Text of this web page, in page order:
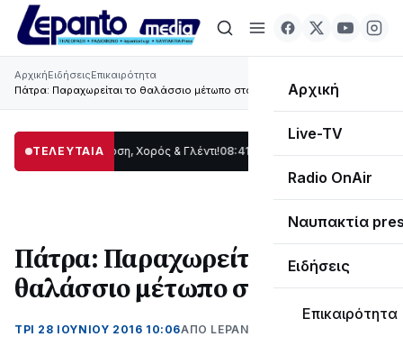
Αρχική
Live-TV
Radio OnAir
Ναυπακτία
Ειδήσεις
Επικαιρότητα
ΑρχικήΕιδήσειςΕπικαιρότητα
Πάτρα: Παραχωρείται το θαλάσσιο μέτωπο στον Δήμο
ΤΕΛΕΥΤΑΙΑ
Παράδοση, Χορός & Γλέντι!08:41 ΤΟ ΠΑΡΤΥ ΣΥΝΕΧΙΖΕΤΑΙ…
Πάτρα: Παραχωρείται το
θαλάσσιο μέτωπο στον Δήμο
ΤΡΊ 28 ΙΟΥΝΊΟΥ 2016 10:06ΑΠΌ LEPANTO RTV